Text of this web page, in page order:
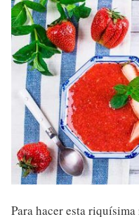
Para hacer esta